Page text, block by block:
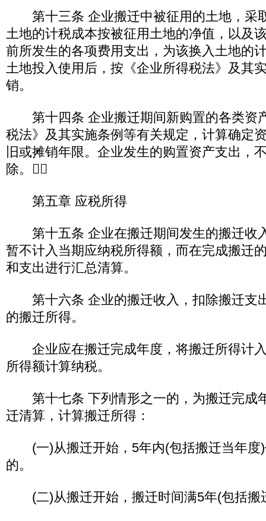
第十三条 企业搬迁中被征用的土地，采
土地的计税成本按被征用土地的净值，以及
前所发生的各项费用支出，为该换入土地的
土地投入使用后，按《企业所得税法》及其
销。
第十四条 企业搬迁期间新购置的各类资
税法》及其实施条例等有关规定，计算确定
旧或摊销年限。企业发生的购置资产支出，
除。
第五章 应税所得
第十五条 企业在搬迁期间发生的搬迁收
暂不计入当期应纳税所得额，而在完成搬迁
和支出进行汇总清算。
第十六条 企业的搬迁收入，扣除搬迁支
的搬迁所得。
企业应在搬迁完成年度，将搬迁所得计
所得额计算纳税。
第十七条 下列情形之一的，为搬迁完成
迁清算，计算搬迁所得：
(一)从搬迁开始，5年内(包括搬迁当年度)
的。
(二)从搬迁开始，搬迁时间满5年(包括